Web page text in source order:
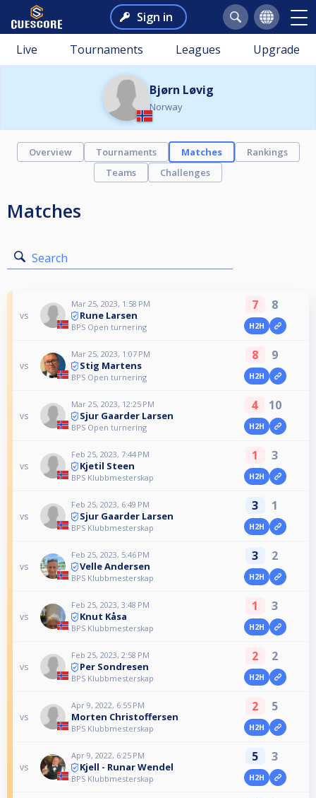
Sign in
Live Tournaments Leagues Upgrade
Bjørn Løvig
Norway
Overview Tournaments Matches
Rankings
Teams
Challenges
Matches
Search
vs
Mar 25, 2023, 1:58 PM
Rune Larsen
BPS Open turnering
7 8
H2H
vs
Mar 25, 2023, 1:07 PM
Stig Martens
BPS Open turnering
8 9
H2H
vs
Mar 25, 2023, 12:25 PM
Sjur Gaarder Larsen
BPS Open turnering
4 10
H2H
vs
Feb 25, 2023, 7:44 PM
Kjetil Steen
BPS Klubbmesterskap
1 3
H2H
vs
Feb 25, 2023, 6:49 PM
Sjur Gaarder Larsen
BPS Klubbmesterskap
3 1
H2H
vs
Feb 25, 2023, 5:46 PM
Velle Andersen
BPS Klubbmesterskap
3 2
H2H
vs
Feb 25, 2023, 3:48 PM
Knut Kåsa
BPS Klubbmesterskap
1 3
H2H
vs
Feb 25, 2023, 2:58 PM
Per Sondresen
BPS Klubbmesterskap
2 2
H2H
vs
Apr 9, 2022, 6:55 PM
Morten Christoffersen
BPS Klubbmesterskap
2 5
H2H
vs
Apr 9, 2022, 6:25 PM
Kjell - Runar Wendel
BPS Klubbmesterskap
5 3
H2H